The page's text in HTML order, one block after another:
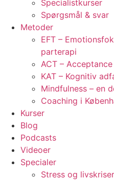
Specialistkurser
Spørgsmål & svar
Metoder
EFT –
parterapi
ACT –
KAT – Kognitiv
Mindfulness – en
Coaching i
Kurser
Blog
Podcasts
Videoer
Specialer
Stress og livskriser